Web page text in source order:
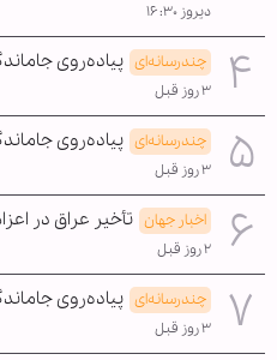
دیروز ۱۶:۳۰
چندرسانه‌ای پیاده‌روی
۳ روز قبل
چندرسانه‌ای پیاده‌روی
۳ روز قبل
اخبار جهان تأخیر عراق در
۲ روز قبل
چندرسانه‌ای پیاده‌روی
۳ روز قبل